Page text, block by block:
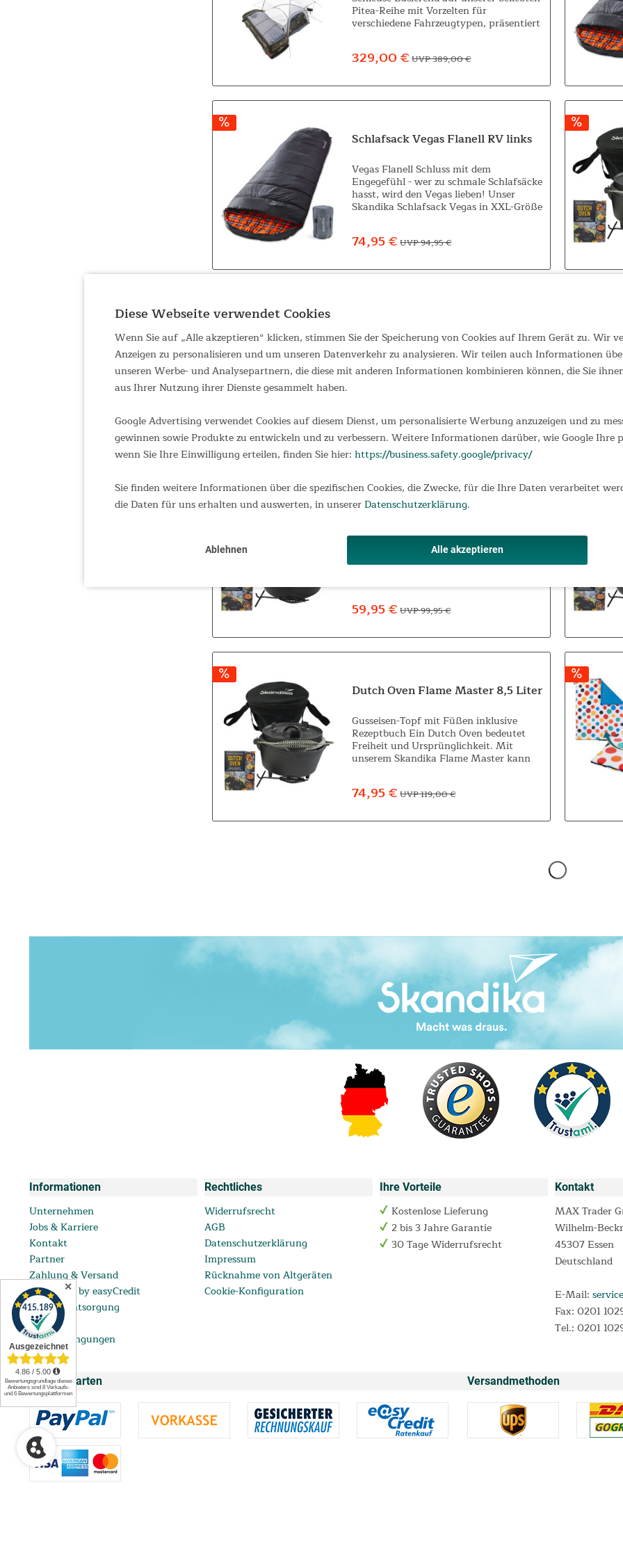
Pitea-Reihe mit Vorzelten für
verschiedene Fahrzeugtypen, präsentiert
329,00 € UVP 389,00 €
Schlafsack Vegas Flanell RV links
Vegas Flanell Schluss mit dem
Engegefühl - wer zu schmale Schlafsäcke
hasst, wird den Vegas lieben! Unser
Skandika Schlafsack Vegas in XXL-Größe
74,95 € UVP 94,95 €
Vegas Flanell Schluss mit dem
Engegefühl - wer zu schmale Schlafsäcke
hasst, wird den Vegas lieben! Unser
Breite extrem weit geschnitten. Dieser...
79,95 € UVP 94,95 €
Dutch Oven Flame Master 7,1 Liter
Gusseisen-Topf ohne Füße inklusive
Rezeptbuch Der Dutch Oven ist der
Inbegriff der Freiheit und des
den Cowboys und Trappern von
nun auch in unserer...
59,95 € UVP 99,95 €
Dutch Oven Flame Master 8,5 Liter
Gusseisen-Topf mit Füßen inklusive
Rezeptbuch Ein Dutch Oven bedeutet
Freiheit und Ursprünglichkeit. Mit
unserem Skandika Flame Master kann
Gerichtes...
74,95 € UVP 119,00 €
Informationen
Unternehmen
Jobs & Karriere
Kontakt
Partner
Zahlung & Versand
ratenkauf by easyCredit
Batterieentsorgung
FAQ
Lieferbedingungen
Rechtliches
Widerrufsrecht
AGB
Datenschutzerklärung
Impressum
Rücknahme von Altgeräten
Cookie-Konfiguration
Ihre Vorteile
Kostenlose Lieferung
2 bis 3 Jahre Garantie
30 Tage Widerrufsrecht
Kontakt
MAX Trader
Wilhelm-
45307 Essen
Deutschland
E-Mail:
Fax: 0201
Tel.: 0201
Zahlungsarten Versandmethoden
Diese Webseite verwendet Cookies
Wenn Sie auf „Alle akzeptieren“ klicken, stimmen Sie der Speicherung von Cookies auf Ihrem Gerät zu. Wir
Anzeigen zu personalisieren und um unseren Datenverkehr zu analysieren. Wir teilen auch Informationen
unseren Werbe- und Analysepartnern, die diese mit anderen Informationen kombinieren können, die Sie
aus Ihrer Nutzung ihrer Dienste gesammelt haben.
Google Advertising verwendet Cookies auf diesem Dienst, um personalisierte Werbung anzuzeigen und zu
gewinnen sowie Produkte zu entwickeln und zu verbessern. Weitere Informationen darüber, wie Google Ihre
wenn Sie Ihre Einwilligung erteilen, finden Sie hier: https://business.safety.google/privacy/
Sie finden weitere Informationen über die spezifischen Cookies, die Zwecke, für die Ihre Daten verarbeitet
die Daten für uns erhalten und auswerten, in unsererDatenschutzerklärung.
Ablehnen Alle akzeptieren
✕